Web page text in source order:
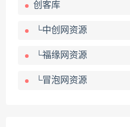
创客库
└中创网资源
└福缘网资源
└冒泡网资源